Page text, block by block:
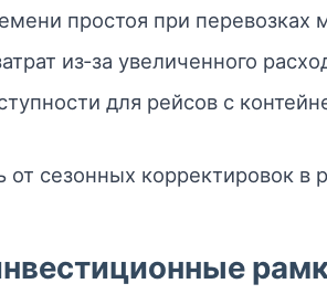
простоя при
из‑за увеличенного
для рейсов с
сезонных корректировок в